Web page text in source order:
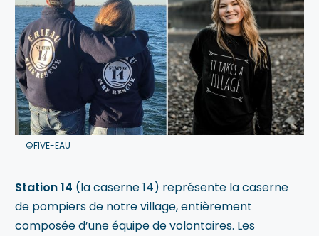
©FIVE-EAU
Station 14 (la caserne 14) représente la caserne
de pompiers de notre village, entièrement
composée d’une équipe de volontaires. Les